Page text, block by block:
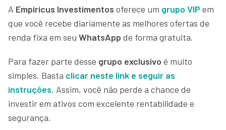
A Empiricus Investimentos oferece um grupo VIP em
que você recebe diariamente as melhores ofertas de
renda fixa em seu WhatsApp de forma gratuita.
Para fazer parte desse grupo exclusivo é muito
simples. Basta clicar neste link e seguir as
instruções. Assim, você não perde a chance de
investir em ativos com excelente rentabilidade e
segurança.